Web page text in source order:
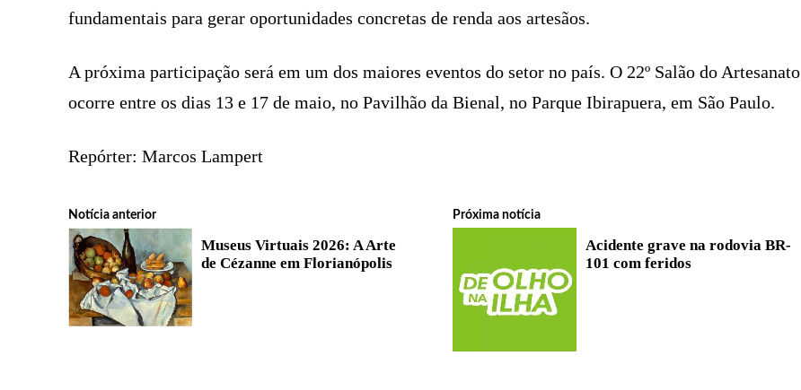
fundamentais para gerar oportunidades concretas de renda aos artesãos.
A próxima participação será em um dos maiores eventos do setor no país. O 22º Salão do Artesanato
ocorre entre os dias 13 e 17 de maio, no Pavilhão da Bienal, no Parque Ibirapuera, em São Paulo.
Repórter: Marcos Lampert
Notícia anterior
Museus Virtuais 2026: A Arte
de Cézanne em Florianópolis
Próxima notícia
Acidente grave na rodovia BR-
101 com feridos